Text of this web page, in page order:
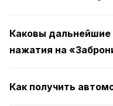
Каковы дальнейшие
нажатия на
Как получить